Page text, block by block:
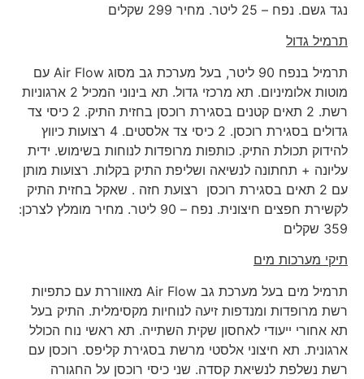
נגד גשם. נפח – 25 ליטר. מחיר 299 שקלים
תרמיל גדול
תרמיל בנפח 90 ליטר, בעל מערכת גב מסוג Air Flow עם
מוטות אלומיניום. תא מרכזי גדול. תא בינוני המכיל 2 ארגוניות
רשת. 2 תאים קטנים בסגירת רוכסן בחזית התיק. 2 כיסי צד
גדולים בסגירת רוכסן. 2 כיסי צד אלסטים. 4 רצועות כיווץ
להידוק תכולת התיק. כותפות מרופדות לנוחות בשימוש. ידית
עליונה + תחתונה לנשיאה ושליפת התיק בקלות. רצועות מותן
עם 2 תאים בסגירת רוכסן רצועת חזה . שאקל בחזית התיק
לקשירת חפצים חיצונית. נפח – 90 ליטר. מחיר מומלץ לצרכן:
359 שקלים
תיקי מערכות מים
תרמיל מים בעל מערכת גב Air Flow מאווררת עם כתפיות
רשת מרופדות ומנדפות זיעה לנוחיות מקסימלית. התיק בעל
תא אחורי ייעודי לאחסון שקית השתייה. תא ראשי נוח הכולל
ארגונית. תא חיצוני אלסטי מרשת בסגירת קליפס. רוכסן עם
רשת נשלפת לנשיאת קסדה. שני כיסי רוכסן על החגורה